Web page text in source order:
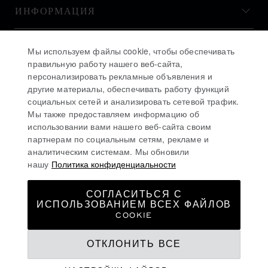
ИНФОРМАЦИЯ
ОСТАВАЙТЕСЬ В КУРСЕ
ПОЛИТИКА КОНФИДЕНЦИАЛЬНОСТИ
ПОЛИТИКА ИСПОЛЬЗОВАНИЯ ФАЙЛОВ COOKIE
Мы используем файлы cookie, чтобы обеспечивать
правильную работу нашего веб-сайта,
персонализировать рекламные объявления и
другие материалы, обеспечивать работу функций
социальных сетей и анализировать сетевой трафик.
Мы также предоставляем информацию об
использовании вами нашего веб-сайта своим
партнерам по социальным сетям, рекламе и
аналитическим системам. Мы обновили
нашу Политика конфиденциальности
ОТКЛОНИТЬ ВСЕ
СОГЛАСИТЬСЯ С
ИСПОЛЬЗОВАНИЕМ ВСЕХ ФАЙЛОВ
COOKIE